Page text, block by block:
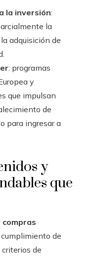
la inversión:
la
adquisición de
: programas
y
que impulsan
de
para ingresar a
y
que
de
de